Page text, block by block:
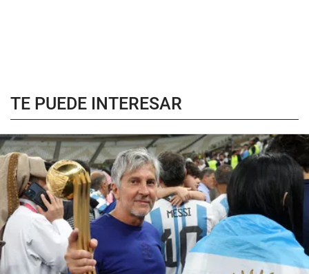
TE PUEDE INTERESAR